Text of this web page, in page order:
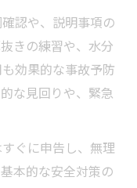
認や、説明事項の
きの練習や、水分
効果的な事故予防
な見回りや、緊急
ぐに申告し、無理
本的な安全対策の